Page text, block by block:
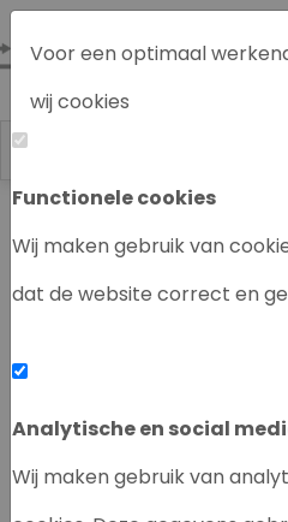
Voor een optimaal
wij cookies
Functionele cookies
Wij maken gebruik van
dat de website correct en
Analytische en social
Wij maken gebruik van
Labrecycling Chromatografie
‹